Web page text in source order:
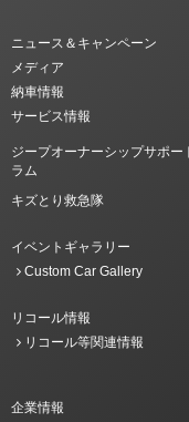
ニュース＆キャンペーン
メディア
納車情報
サービス情報
ジープオーナーシップサポー
ラム
キズとり救急隊
イベントギャラリー
Custom Car Gallery
リコール情報
リコール等関連情報
企業情報